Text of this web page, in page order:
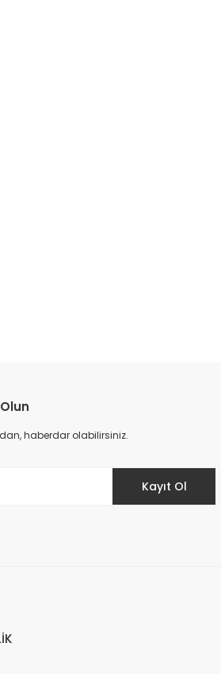
haberdar olabilirsiniz.
Kayıt Ol